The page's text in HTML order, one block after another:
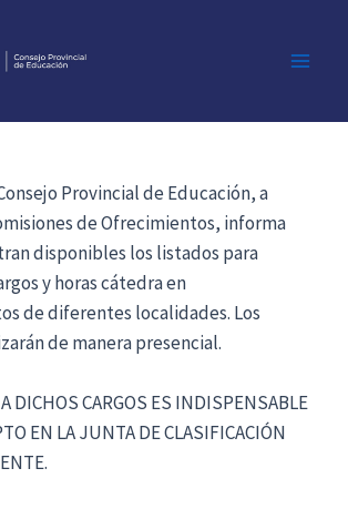
Provincial de Educación, a
de Ofrecimientos, informa
disponibles los listados para
y horas cátedra en
de diferentes localidades. Los
de manera presencial.
A DICHOS CARGOS ES INDISPENSABLE
EN LA JUNTA DE CLASIFICACIÓN